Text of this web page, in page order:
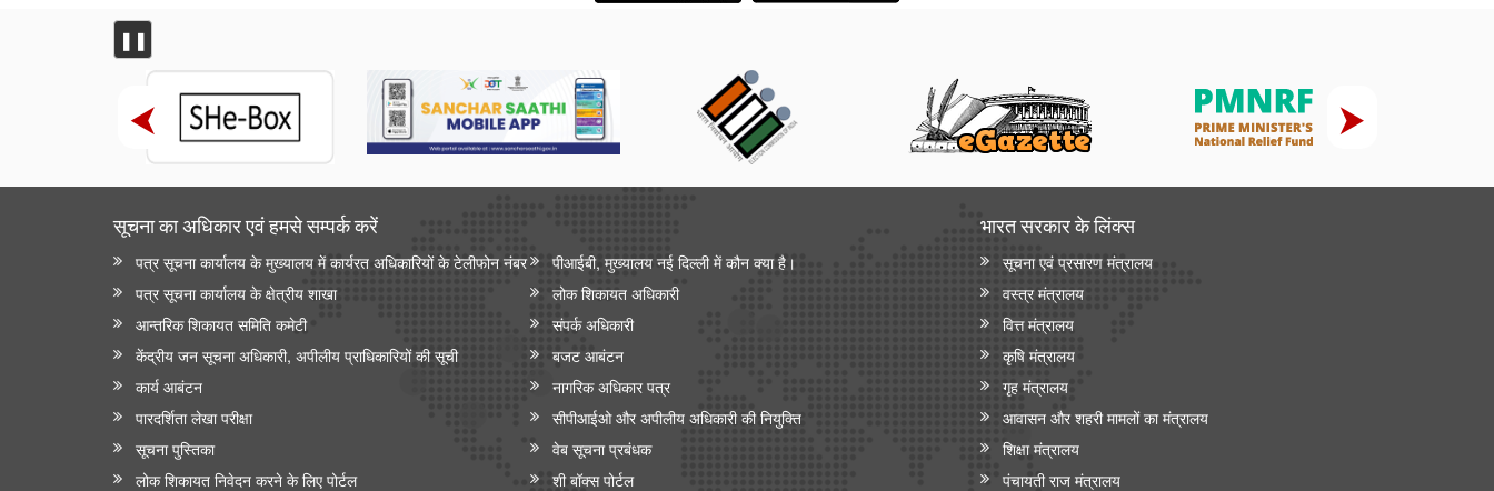
❚❚
सूचना का अधिकार एवं हमसे सम्‍पर्क करें
पत्र सूचना कार्यालय के मुख्यालय में कार्यरत अधिकारियों के टेलीफोन नंबर
पीआईबी, मुख्यालय नई दिल्ली में कौन क्या है।
पत्र सूचना कार्यालय के क्षेत्रीय शाखा
लोक शिकायत अधिकारी
आन्‍तरिक शिकायत समिति कमेटी
संपर्क अधिकारी
केंद्रीय जन सूचना अधिकारी, अपीलीय प्राधिकारियों की सूची
बजट आबंटन
कार्य आबंटन
नागरिक अधिकार पत्र
पारदर्शिता लेखा परीक्षा
सीपीआईओ और अपी‍लीय अधिकारी की नियुक्ति
सूचना पुस्तिका
वेब सूचना प्रबंधक
लोक शिकायत निवेदन करने के लिए पोर्टल
शी बॉक्स पोर्टल
भारत सरकार के लिंक्‍स
सूचना एवं प्रसारण मंत्रालय
वस्त्र मंत्रालय
वित्त मंत्रालय
कृषि मंत्रालय
गृह मंत्रालय
आवासन और शहरी मामलों का मंत्रालय
शिक्षा मंत्रालय
पंचायती राज मंत्रालय